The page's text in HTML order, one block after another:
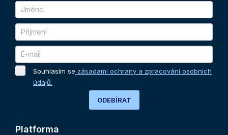
Souhlasím se zásadami ochrany a zpracování osobních
údajů.
ODEBÍRAT
Platforma